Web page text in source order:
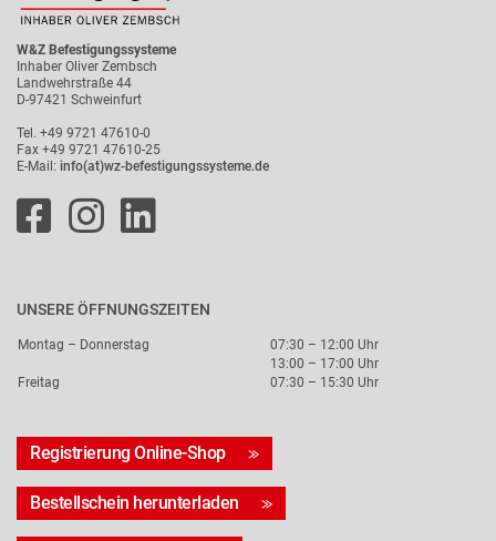
W&Z Befestigungssysteme
Inhaber Oliver Zembsch
Landwehrstraße 44
D-97421 Schweinfurt
Tel. +49 9721 47610-0
Fax +49 9721 47610-25
E-Mail: info(at)wz-befestigungssysteme.de
UNSERE ÖFFNUNGSZEITEN
Montag – Donnerstag
07:30 – 12:00 Uhr
13:00 – 17:00 Uhr
Freitag
07:30 – 15:30 Uhr
Registrierung Online-Shop
Bestellschein herunterladen